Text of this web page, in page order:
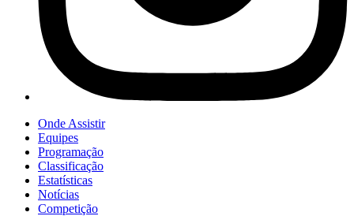
Onde Assistir
Equipes
Programação
Classificação
Estatísticas
Notícias
Competição